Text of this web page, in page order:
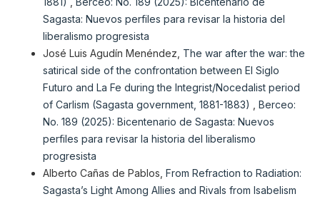
Sagasta: Nuevos perfiles para revisar la historia del
liberalismo progresista
José Luis Agudín Menéndez, The war after the war: the
satirical side of the confrontation between El Siglo
Futuro and La Fe during the Integrist/Nocedalist period
of Carlism (Sagasta government, 1881-1883)
Berceo:
No. 189 (2025): Bicentenario de Sagasta: Nuevos
perfiles para revisar la historia del liberalismo
progresista
Alberto Cañas de Pablos, From Refraction to Radiation:
Sagasta’s Light Among Allies and Rivals from Isabelism